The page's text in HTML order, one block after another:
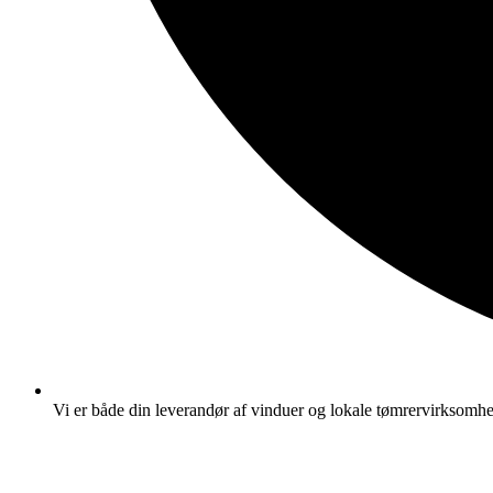
Vi er både din leverandør af vinduer og lokale